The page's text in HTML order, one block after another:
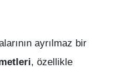
ayrılmaz bir
, özellikle